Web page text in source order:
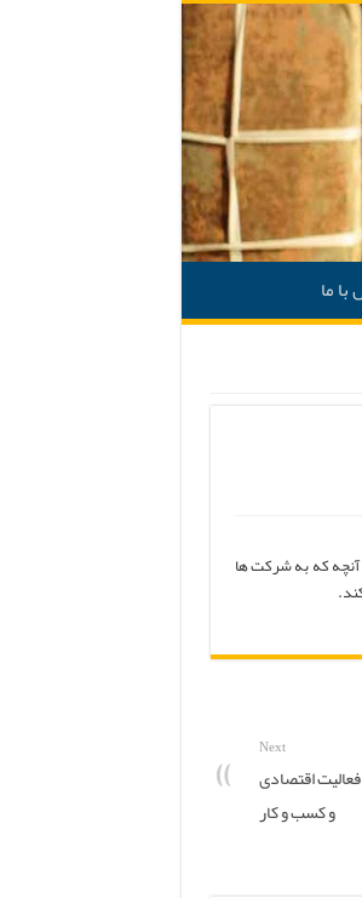
ما
آنچه که به شرکت ها
Next
فعالیت اقتصادی
و کسب و کار